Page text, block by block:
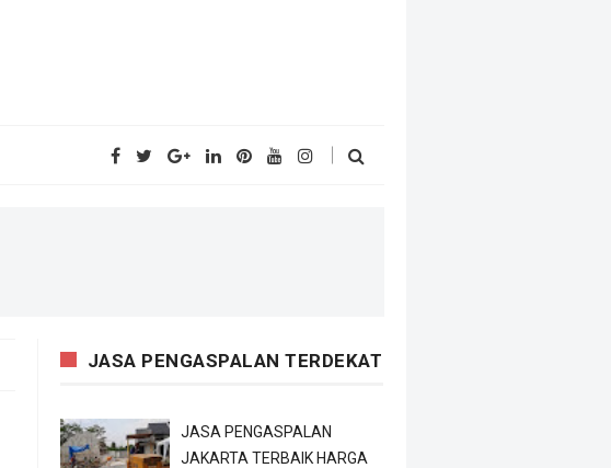
JASA PENGASPALAN TERDEKAT
JASA PENGASPALAN
JAKARTA TERBAIK HARGA